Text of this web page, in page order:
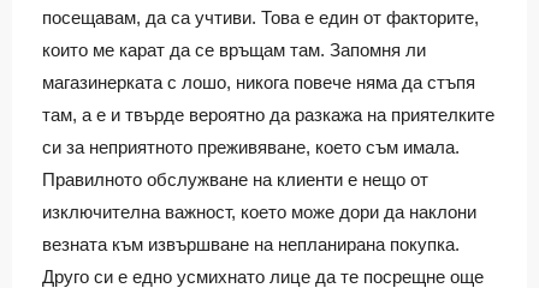
посещавам, да са учтиви. Това е един от факторите,
които ме карат да се връщам там. Запомня ли
магазинерката с лошо, никога повече няма да стъпя
там, а е и твърде вероятно да разкажа на приятелките
си за неприятното преживяване, което съм имала.
Правилното обслужване на клиенти е нещо от
изключителна важност, което може дори да наклони
везната към извършване на непланирана покупка.
Друго си е едно усмихнато лице да те посрещне още